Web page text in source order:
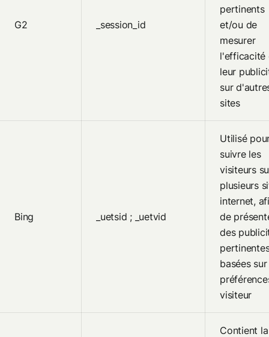
G2 _session_id
pertinents
et/ou de
mesurer
l'efficacité
leur
sur
sites
Bing _uetsid ; _uetvid
Utilisé
suivre les
visiteurs
plusieurs
internet,
de
des
basées
visiteur
Contient la